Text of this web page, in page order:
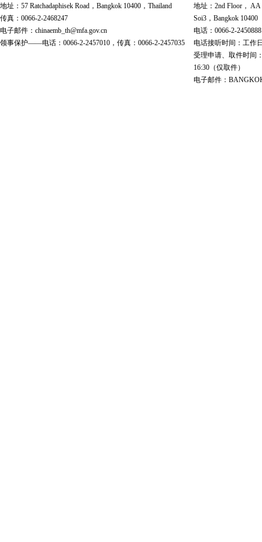
地址：57 Ratchadaphisek Road，Bangkok 10400，Thailand
传真：0066-2-2468247
电子邮件：chinaemb_th@mfa.gov.cn
领事保护——电话：0066-2-2457010，传真：0066-2-2457035
地址：2nd Floor， AA
Soi3，Bangkok 10400
电话：0066-2-
电话接听时间：工作
受理申请、取件时间
16:30（仅取件）
电子邮件：